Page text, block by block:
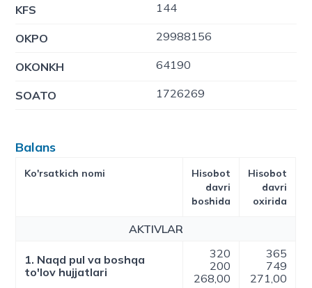
KFS 144
OKPO 29988156
OKONKH 64190
SOATO 1726269
Balans
Ko'rsatkich nomi
Hisobot
davri
boshida
Hisobot
davri
oxirida
AKTIVLAR
1. Naqd pul va boshqa
to'lov hujjatlari
320
200
268,00
365
749
271,00